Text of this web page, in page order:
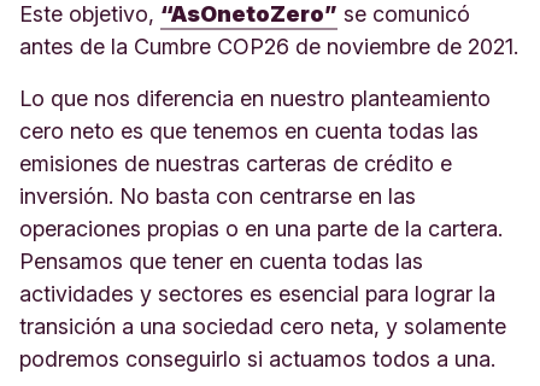
Este objetivo, “AsOnetoZero” se comunicó
antes de la Cumbre COP26 de noviembre de 2021.
Lo que nos diferencia en nuestro planteamiento
cero neto es que tenemos en cuenta todas las
emisiones de nuestras carteras de crédito e
inversión. No basta con centrarse en las
operaciones propias o en una parte de la cartera.
Pensamos que tener en cuenta todas las
actividades y sectores es esencial para lograr la
transición a una sociedad cero neta, y solamente
podremos conseguirlo si actuamos todos a una.